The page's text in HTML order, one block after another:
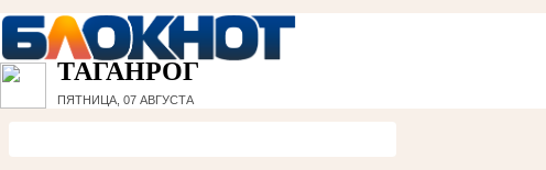
ТАГАНРОГ
ПЯТНИЦА, 07 АВГУСТА